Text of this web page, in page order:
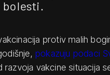
bolesti.
protiv malih
pokazuju podaci
razvoja vakcine situacija